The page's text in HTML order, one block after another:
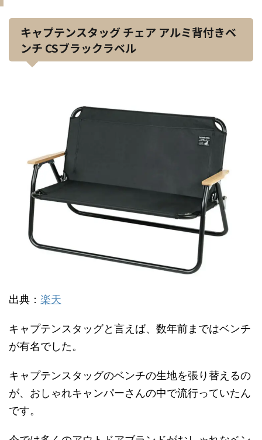
キャプテンスタッグ チェア アルミ背付きベ
ンチ CSブラックラベル
出典： 楽天
キャプテンスタッグと言えば、数年前まではベンチ
が有名でした。
キャプテンスタッグのベンチの生地を張り替えるの
が、おしゃれキャンパーさんの中で流行っていたん
です。